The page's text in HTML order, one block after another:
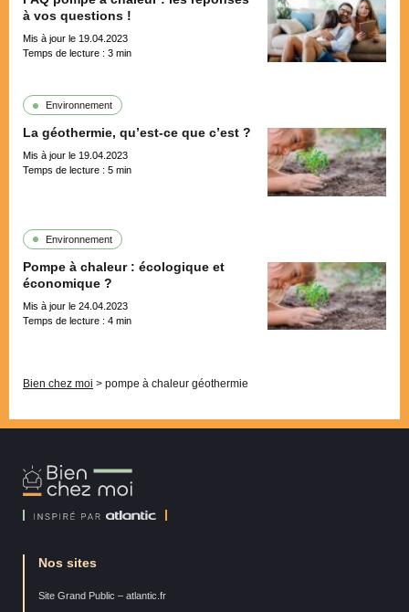
à vos questions !
Mis à jour le 19.04.2023
Temps de lecture : 3 min
Environnement
La géothermie, qu’est-ce que c’est ?
Mis à jour le 19.04.2023
Temps de lecture : 5 min
Environnement
Pompe à chaleur : écologique et
économique ?
Mis à jour le 24.04.2023
Temps de lecture : 4 min
Bien chez moi > pompe à chaleur géothermie
Bien
Chez
Nos sites
Site Grand Public – atlantic.fr